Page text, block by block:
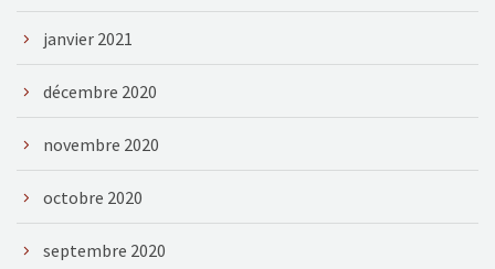
janvier 2021
décembre 2020
novembre 2020
octobre 2020
septembre 2020